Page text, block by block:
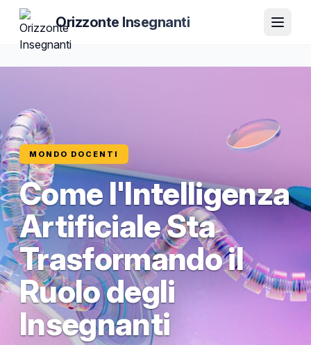
Orizzonte Insegnanti
MONDO DOCENTI
Come l'Intelligenza
Artificiale Sta
Trasformando il
Ruolo degli
Insegnanti